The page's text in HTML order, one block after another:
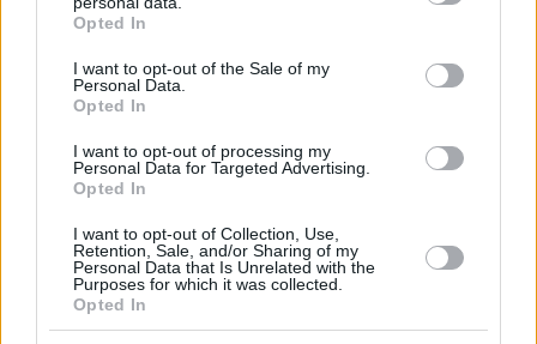
grant or deny consent to Google and its third-party tags to
use your data for below specified purposes in below Google
consent section.
Opted In
I want to opt-out of the Sale of my
Personal Data.
Opted In
I want to opt-out of processing my
Personal Data for Targeted Advertising.
Opted In
I want to opt-out of Collection, Use,
Retention, Sale, and/or Sharing of my
Personal Data that Is Unrelated with the
Purposes for which it was collected.
Opted In